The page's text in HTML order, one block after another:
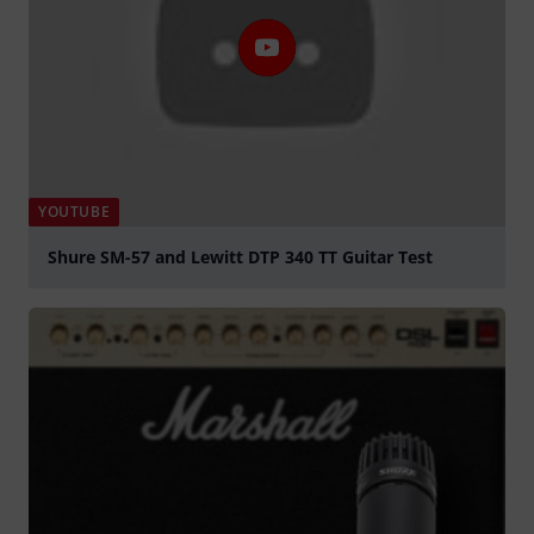
YOUTUBE
Shure SM-57 and Lewitt DTP 340 TT Guitar Test